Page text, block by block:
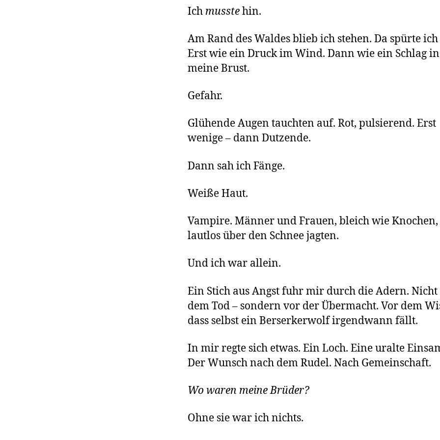
Ich musstehin.
Am Rand des Waldes blieb ich stehen. Da spürte ich
Erst wie ein Druck im Wind. Dann wie ein Schlag in
meine Brust.
Gefahr.
Glühende Augen tauchten auf. Rot, pulsierend. Erst
wenige – dann Dutzende.
Dann sah ich Fänge.
Weiße Haut.
Vampire. Männer und Frauen, bleich wie
lautlos über den Schnee jagten.
Und ich war allein.
Ein Stich aus Angst fuhr mir durch die Adern.
dem Tod – sondern vor der Übermacht. Vor dem
dass selbst ein Berserkerwolf irgendwann fällt.
In mir regte sich etwas. Ein Loch. Eine uralte
Der Wunsch nach dem Rudel. Nach Gemeinschaft.
Wo waren meine Brüder?
Ohne sie war ich nichts.